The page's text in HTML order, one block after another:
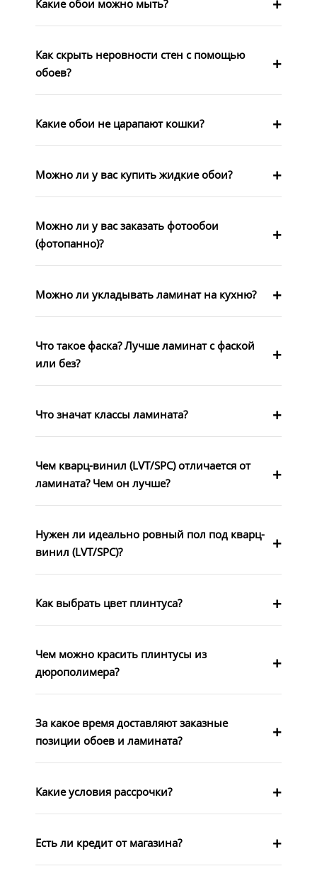
Какие обои можно мыть?
Как скрыть неровности стен с помощью
обоев?
Какие обои не царапают кошки?
Можно ли у вас купить жидкие обои?
Можно ли у вас заказать фотообои
(фотопанно)?
Можно ли укладывать ламинат на кухню?
Что такое фаска? Лучше ламинат с фаской
или без?
Что значат классы ламината?
Чем кварц-винил (LVT/SPC) отличается от
ламината? Чем он лучше?
Нужен ли идеально ровный пол под кварц-
винил (LVT/SPC)?
Как выбрать цвет плинтуса?
Чем можно красить плинтусы из
дюрополимера?
За какое время доставляют заказные
позиции обоев и ламината?
Какие условия рассрочки?
Есть ли кредит от магазина?